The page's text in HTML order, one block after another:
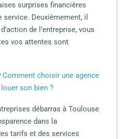
surprises financières
service. Deuxièmement, il
de l’entreprise, vous
vos attentes sont
Comment choisir une agence
son bien ?
débarras à Toulouse
dans la
tarifs et des services